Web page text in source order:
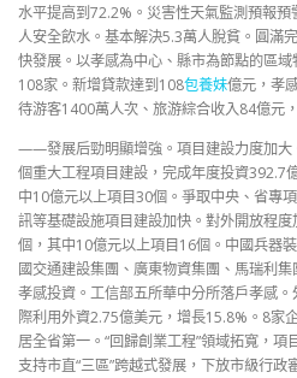
水平提高到72.2%。災害性天氣監測預報
人安全飲水。基本解決5.3萬人脫貧。圓滿
快發展。以孝感為中心、縣市為節點的區
108家。新增貸款達到108包養妹億元，孝
待游客1400萬人次、旅游綜合收入84億元
——發展后勁明顯增強。項目建設力度加大
個重大工程項目建設，完成年度投資392.7
中10億元以上項目30個。爭取中央、省專
訊等基礎設施項目建設加快。對外開放程
個，其中10億元以上項目16個。中國兵器
國交通建設集團、廣東物資集團、馬瑞利
孝感投資。工信部五所華中分所落戶孝感
際利用外資2.75億美元，增長15.8%。8家
居全省第一。“回歸創業工程”領域拓寬，項
支持市直“三區”跨越式發展，下放市級行